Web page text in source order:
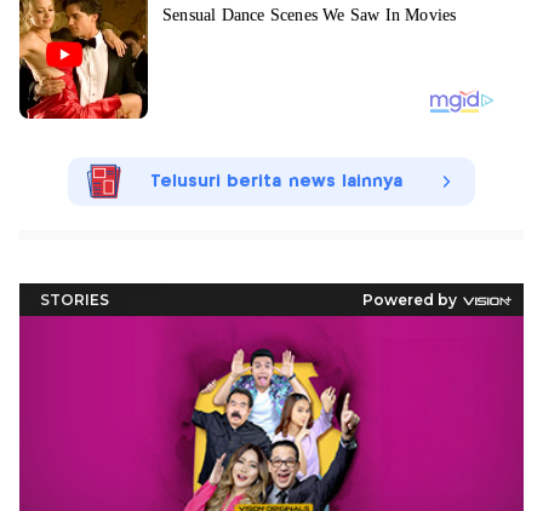
Telusuri berita news lainnya